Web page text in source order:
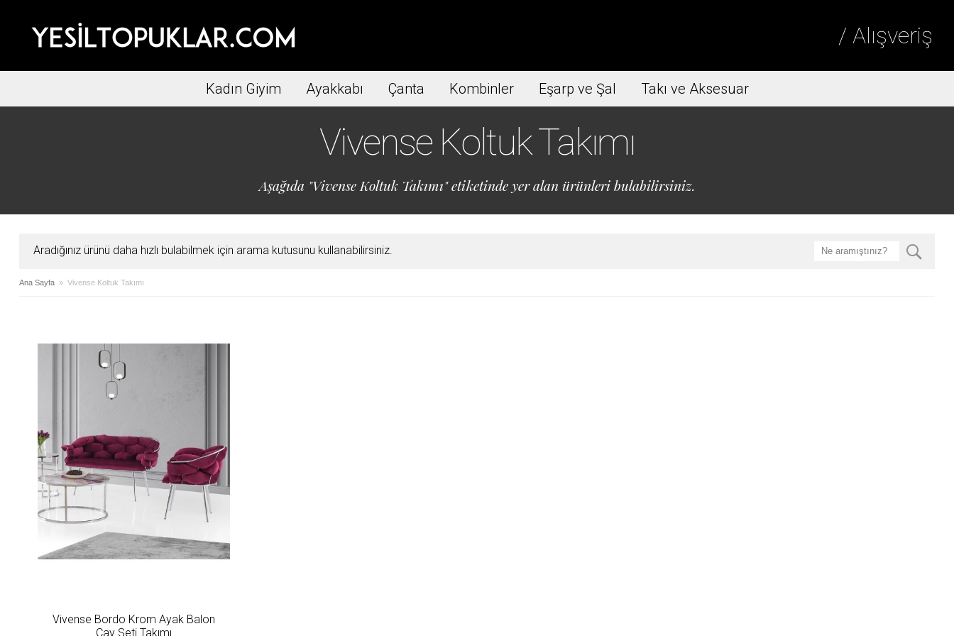
/ Alışveriş
Kadın Giyim Ayakkabı Çanta Kombinler Eşarp ve Şal Takı ve Aksesuar
Vivense Koltuk Takımı
Aşağıda "Vivense Koltuk Takımı" etiketinde yer alan ürünleri bulabilirsiniz.
Aradığınız ürünü daha hızlı bulabilmek için arama kutusunu kullanabilirsiniz.
Ana Sayfa» Vivense Koltuk Takımı
Vivense Bordo Krom Ayak Balon
Çay Seti Takımı